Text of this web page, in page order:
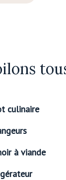
culinaire
à viande